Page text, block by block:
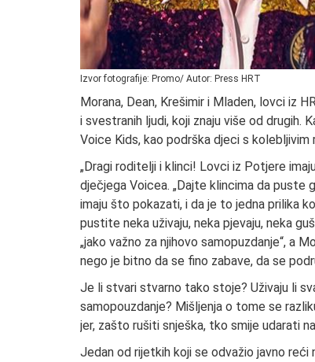
Izvor fotografije: Promo/ Autor: Press HRT
Morana, Dean, Krešimir i Mladen, lovci iz
i svestranih ljudi, koji znaju više od drugih.
Voice Kids, kao podrška djeci s
„Dragi roditelji i klinci! Lovci iz Potjere
dječjega Voicea. „Dajte klincima da puste
imaju što pokazati, i da je to jedna prilika
pustite neka uživaju, neka pjevaju, neka
„jako važno za njihovo samopuzdanje“, a
nego je bitno da se fino zabave, da se
Je li stvari stvarno tako stoje? Uživaju li
samopouzdanje? Mišljenja o tome se
jer, zašto rušiti snješka, tko smije udarati
Jedan od rijetkih koji se odvažio javno